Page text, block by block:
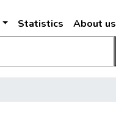
Statistics About us